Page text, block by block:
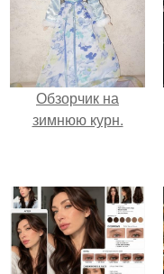
Обзорчик на
зимнюю курн.